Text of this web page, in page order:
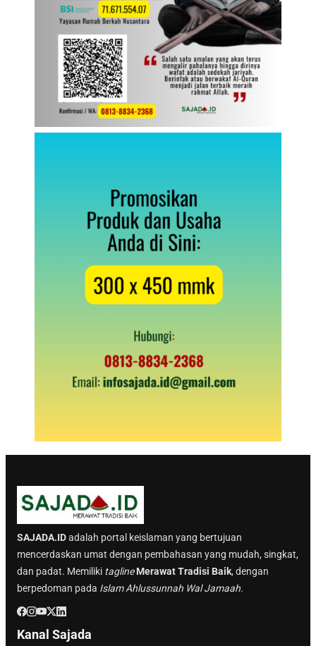
SAJADA.IDadalah portal keislaman yang bertujuan
mencerdaskan umat dengan pembahasan yang mudah, singkat,
dan padat. Memiliki tagline Merawat Tradisi Baik, dengan
berpedoman pada Islam Ahlussunnah Wal Jamaah.
Kanal Sajada